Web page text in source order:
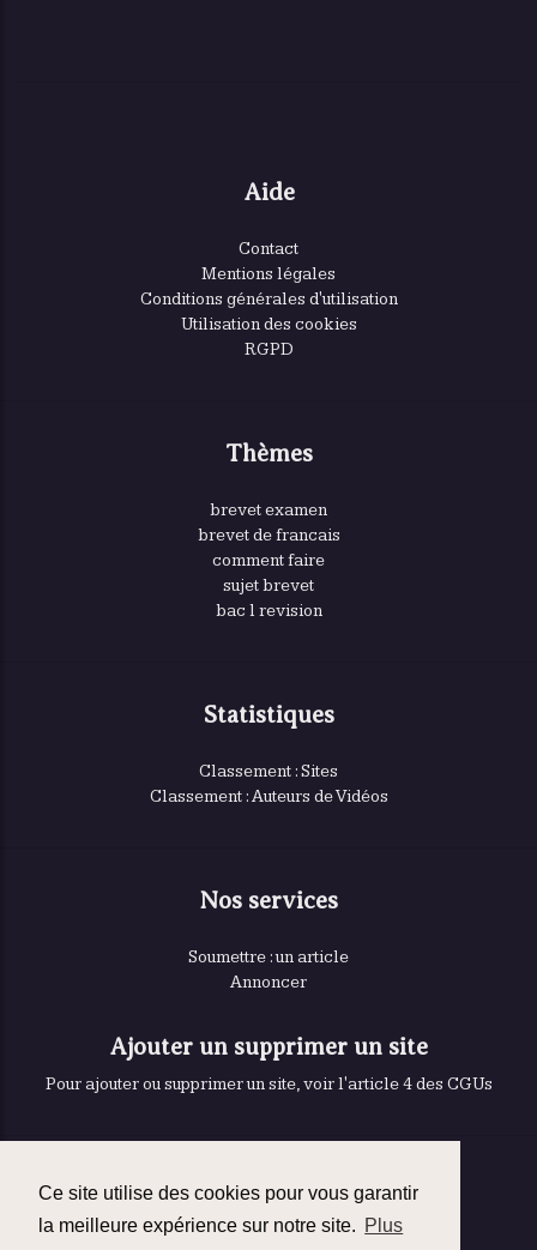
Ce site utilise des cookies pour vous garantir
la meilleure expérience sur notre site. Plus
Aide
Contact
Mentions légales
Conditions générales d'utilisation
Utilisation des cookies
RGPD
Thèmes
brevet examen
brevet de francais
comment faire
sujet brevet
bac l revision
Statistiques
Classement : Sites
Classement : Auteurs de Vidéos
Nos services
Soumettre : un article
Annoncer
Ajouter un supprimer un site
Pour ajouter ou supprimer un site, voir l'article 4 des CGUs
Contact
Contact à propos de cette page